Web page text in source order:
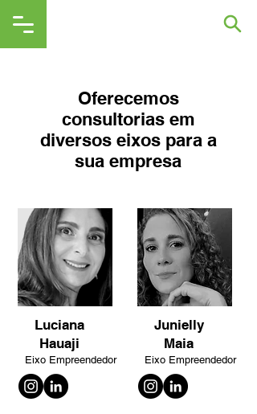
Oferecemos
consultorias em
diversos eixos para a
sua empresa
Luciana
Hauaji
Eixo Empreendedor
Junielly
Maia
Eixo Empreendedor